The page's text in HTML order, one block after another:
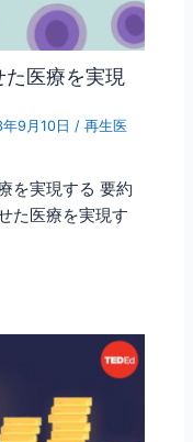
医療を実現
年9月10日/再生医
を実現する 要約
た医療を実現す